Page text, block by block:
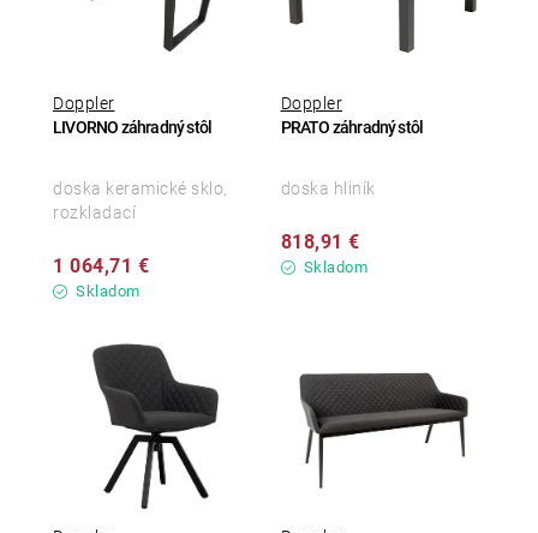
LIVORNO záhradný stôl
Doppler
Skladom
1 064,71 €
doska keramické sklo,
rozkladací
PRATO záhradný stôl
Doppler
Skladom
818,91 €
doska hliník